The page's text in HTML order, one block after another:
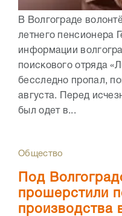
В Волгограде
летнего пенсионера
информации
поискового отряда
бесследно пропал,
августа. Перед
был одет в...
Общество
Под
прошерстили
производства